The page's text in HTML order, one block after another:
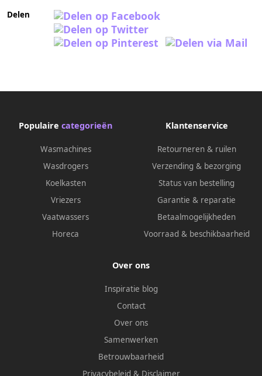
Delen
Populaire categorieën
Wasmachines
Wasdrogers
Koelkasten
Vriezers
Vaatwassers
Horeca
Klantenservice
Retourneren & ruilen
Verzending & bezorging
Status van bestelling
Garantie & reparatie
Betaalmogelijkheden
Voorraad & beschikbaarheid
Over ons
Inspiratie blog
Contact
Over ons
Samenwerken
Betrouwbaarheid